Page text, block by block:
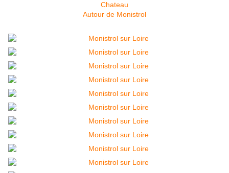
Chateau
Autour de Monistrol